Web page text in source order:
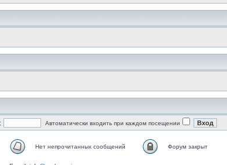
Автоматически входить при каждом посещении
Нет непрочитанных сообщений Форум закрыт